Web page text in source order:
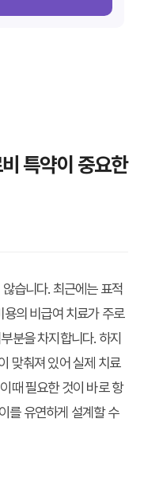
특약이 중요한
습니다. 최근에는표적
용의 비급여 치료가 주로
분을 차지 합니다. 하지
맞춰져 있어 실제 치료
때 필요한 것이 바로항
를 유연하게 설계할 수